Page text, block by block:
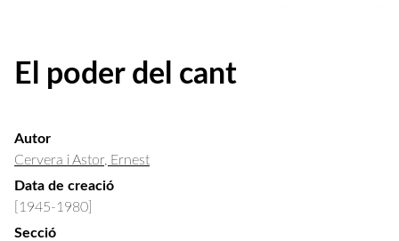
El poder del cant
Autor
Cervera i Astor, Ernest
Data de creació
[1945-1980]
Secció